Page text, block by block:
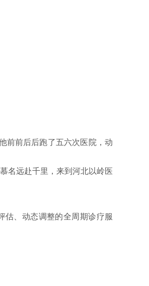
前前后后跑了五六次医院，动
名远赴千里，来到河北以岭医
估、动态调整的全周期诊疗服